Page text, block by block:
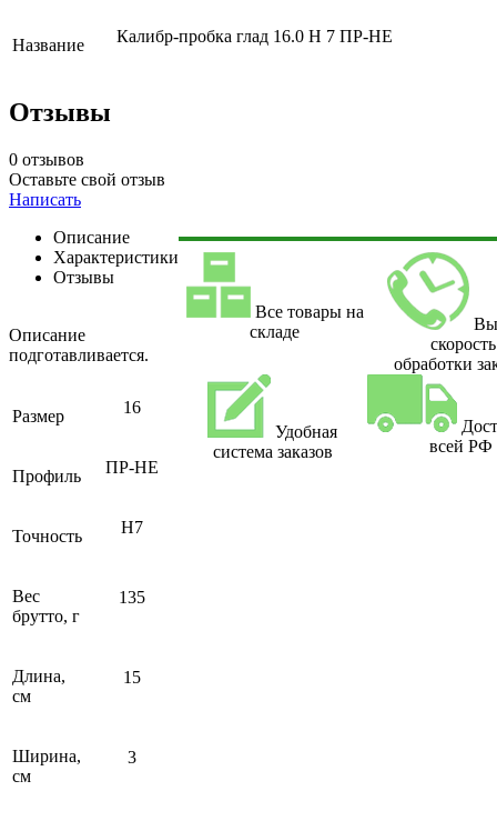
Название Калибр-пробка глад 16.0 Н 7 ПР-НЕ
Отзывы
0 отзывов
Оставьте свой отзыв
Написать
Описание
Характеристики
Отзывы
Описание
подготавливается.
Размер 16
Профиль ПР-НЕ
Точность H7
Вес
брутто, г
135
Длина,
см
15
Ширина,
см
3
Все товары на
складе
скорость
обработки
Удобная
система заказов
всей РФ